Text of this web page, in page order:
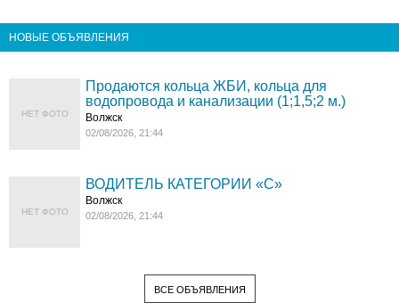
НОВЫЕ ОБЪЯВЛЕНИЯ
НЕТ ФОТО
Продаются кольца ЖБИ, кольца для
водопровода и канализации (1;1,5;2 м.)
Волжск
02/08/2026, 21:44
НЕТ ФОТО
ВОДИТЕЛЬ КАТЕГОРИИ «C»
Волжск
02/08/2026, 21:44
ВСЕ ОБЪЯВЛЕНИЯ